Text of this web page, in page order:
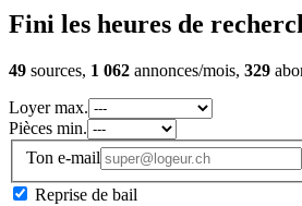
Fini les heures de
49 sources, 1 062 annonces/mois, 329
Loyer max.
Pièces min.
Ton e-mail
Reprise de bail